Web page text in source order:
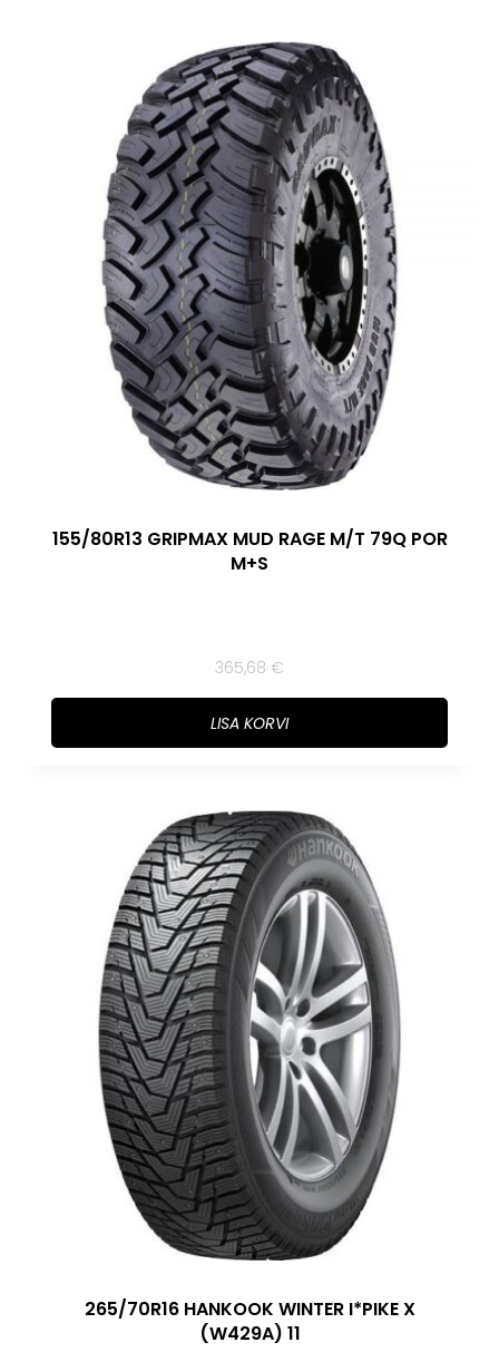
155/80R13 GRIPMAX MUD RAGE M/T 79Q POR
M+S
365,68 €
LISA KORVI
265/70R16 HANKOOK WINTER I*PIKE X
(W429A) 11